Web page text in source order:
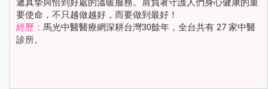
要使命，不只越做越好，而要做到最好！
經歷： 馬光中醫醫療網深耕台灣30餘年，全台共有 27 家中醫
診所。